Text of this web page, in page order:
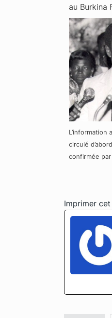
au Burkina
L’information
circulé
confirmée
Imprimer